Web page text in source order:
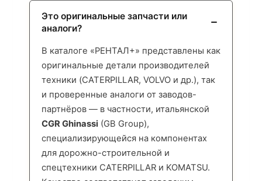
Это оригинальные запчасти или
аналоги?
В каталоге «РЕНТАЛ+» представлены как
оригинальные детали производителей
техники (CATERPILLAR, VOLVO и др.), так
и проверенные аналоги от заводов-
партнёров — в частности, итальянской
CGR Ghinassi (GB Group),
специализирующейся на компонентах
для дорожно-строительной и
спецтехники CATERPILLAR и KOMATSU.